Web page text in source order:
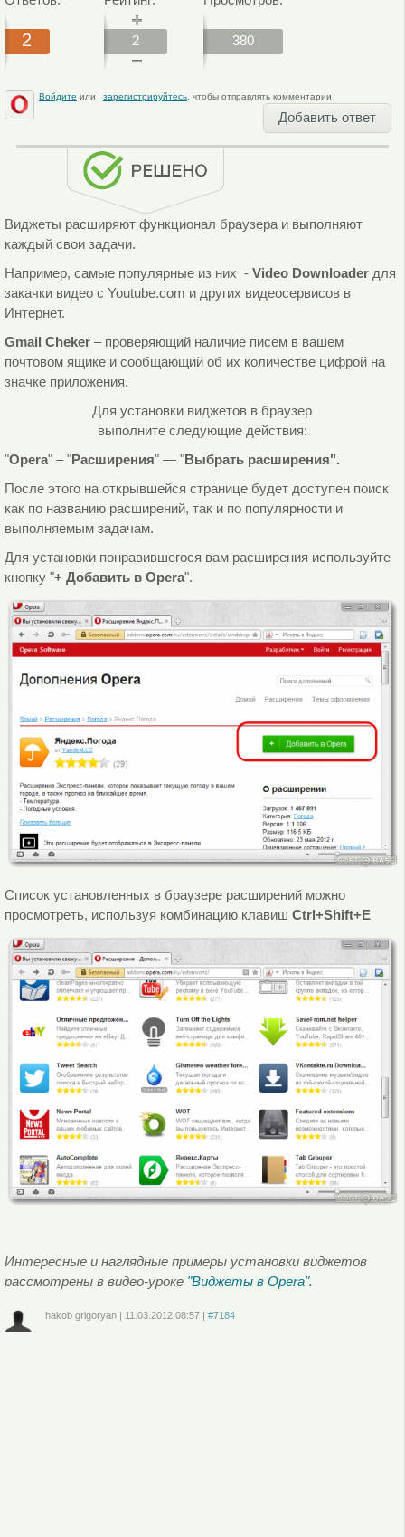
2 2 380
Войдите или зарегистрируйтесь, чтобы отправлять комментарии
Добавить ответ
Виджеты расширяют функционал браузера и выполняют
каждый свои задачи.
Например, самые популярные из них - Video Downloaderдля
закачки видео с Youtube.com и других видеосервисов в
Интернет.
Gmail Cheker– проверяющий наличие писем в вашем
почтовом ящике и сообщающий об их количестве цифрой на
значке приложения.
Для установки виджетов в браузер
выполните следующие действия:
"Opera" – "Расширения" — "Выбрать расширения".
После этого на открывшейся странице будет доступен поиск
как по названию расширений, так и по популярности и
выполняемым задачам.
Для установки понравившегося вам расширения используйте
кнопку "+ Добавить в Opera".
Список установленных в браузере расширений можно
просмотреть, используя комбинацию клавиш Ctrl+Shift+E
Интересные и наглядные примеры установки виджетов
рассмотрены в видео-уроке "Виджеты в Opera".
hakob grigoryan| 11.03.2012 08:57| #7184